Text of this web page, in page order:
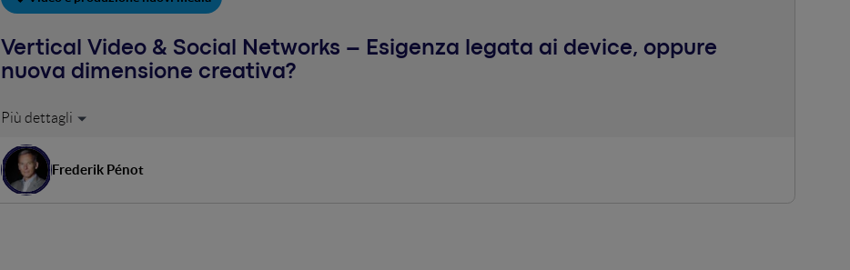
Vertical Video & Social Networks – Esigenza legata ai device, oppure
nuova dimensione creativa?
I video verticali non sono solo il prodotto nato dall’enorme diffusione degli smartphone, sono in realtà la forma di video
formato orizzontale. Userfarm insieme a Nespresso ha prodotto il primo progetto di crowdsourcing globale per video verticali,
Nespresso Talents, alla 3 edizione con oltre 1.000 video realizzati. Scoprirete con noi il nuovo trend del linguaggio verticale.
Frederik Pénot